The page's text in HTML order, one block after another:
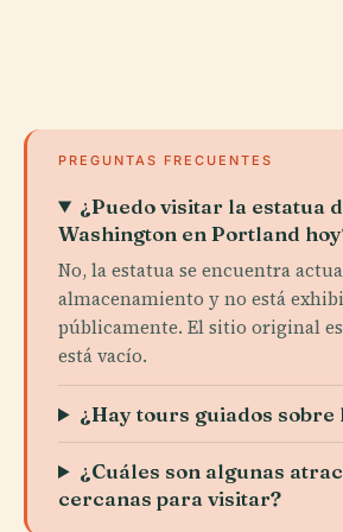
PREGUNTAS FRECUENTES
¿Puedo visitar la estatua
Washington en Portland
No, la estatua se encuentra
almacenamiento y no está
públicamente. El sitio original
está vacío.
¿Hay tours guiados sobre
¿Cuáles son algunas
cercanas para visitar?